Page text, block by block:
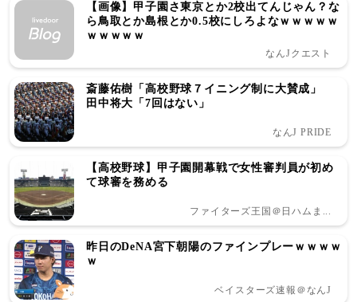
【画像】甲子園さ東京とか2校出てんじゃん？な
ら鳥取とか島根とか0.5校にしろよなｗｗｗｗｗ
ｗｗｗｗｗ
なんJクエスト
斎藤佑樹「高校野球７イニング制に大賛成」
田中将大「7回はない」
なんJ PRIDE
【高校野球】甲子園開幕戦で女性審判員が初め
て球審を務める
ファイターズ王国＠日ハムま...
昨日のDeNA宮下朝陽のファインプレーｗｗｗｗ
ｗ
ベイスターズ速報＠なんJ